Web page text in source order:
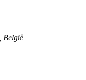
België